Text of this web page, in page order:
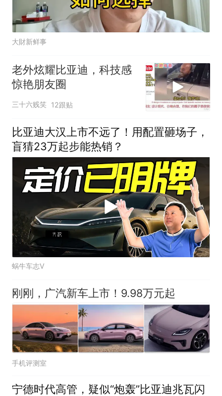
大財新鲜事
老外炫耀比亚迪，科技感
惊艳朋友圈
三十六贱笑 12跟贴
比亚迪大汉上市不远了！用配置砸场子，
盲猜23万起步能热销？
蜗牛车志V
刚刚，广汽新车上市！9.98万元起
手机评测室
宁德时代高管，疑似“炮轰”比亚迪兆瓦闪